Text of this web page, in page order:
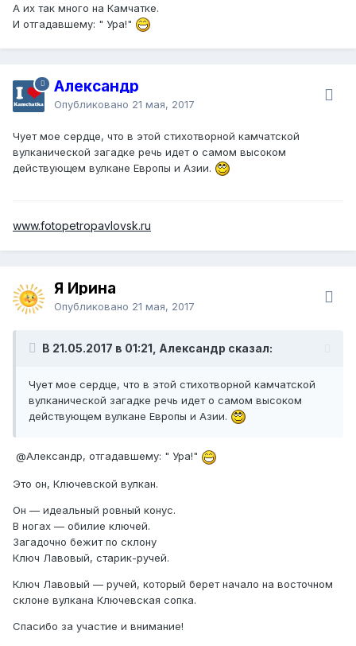
А их так много на Камчатке.
И отгадавшему: " Ура!"
Александр
Опубликовано 21 мая, 2017
Чует мое сердце, что в этой стихотворной камчатской
вулканической загадке речь идет о самом высоком
действующем вулкане Европы и Азии.
www.fotopetropavlovsk.ru
Я Ирина
Опубликовано 21 мая, 2017
В 21.05.2017 в 01:21, Александр сказал:
Чует мое сердце, что в этой стихотворной камчатской
вулканической загадке речь идет о самом высоком
действующем вулкане Европы и Азии.
@Александр, отгадавшему: " Ура!"
Это он, Ключевской вулкан.
Он — идеальный ровный конус.
В ногах — обилие ключей.
Загадочно бежит по склону
Ключ Лавовый, старик-ручей.
Ключ Лавовый — ручей, который берет начало на восточном
склоне вулкана Ключевская сопка.
Спасибо за участие и внимание!